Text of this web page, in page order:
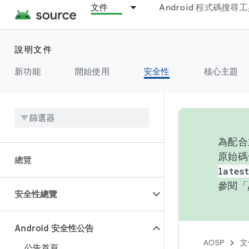
文件 Android 程式碼搜尋
說明文件
新功能
開始使用 安全性 核心主題
總覽
安全性總覽
Android 安全性公告
為配
原始
參閱「
AOSP